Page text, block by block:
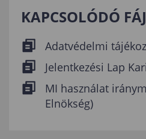
KAPCSOLÓDÓ
Adatvédelmi
Jelentkezési Lap
MI használat
Elnökség)